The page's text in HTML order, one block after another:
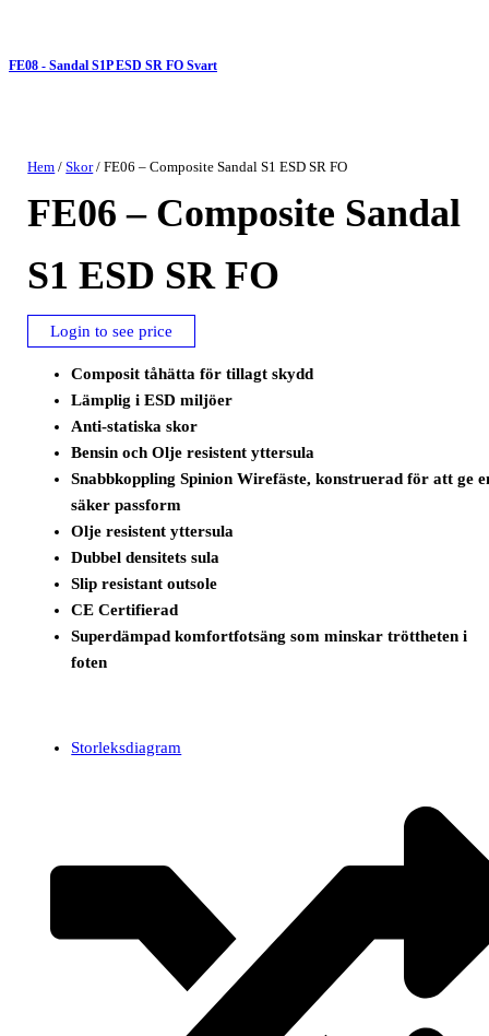
FE08 - Sandal S1P ESD SR FO Svart
Hem /Skor/ FE06 – Composite Sandal S1 ESD SR FO
FE06 – Composite Sandal
S1 ESD SR FO
Login to see price
Composit tåhätta för tillagt skydd
Lämplig i ESD miljöer
Anti-statiska skor
Bensin och Olje resistent yttersula
Snabbkoppling Spinion Wirefäste, konstruerad för att ge
säker passform
Olje resistent yttersula
Dubbel densitets sula
Slip resistant outsole
CE Certifierad
Superdämpad komfortfotsäng som minskar tröttheten i
foten
Storleksdiagram